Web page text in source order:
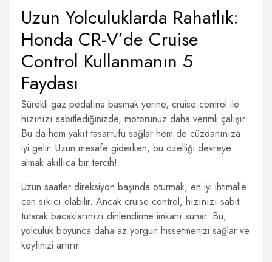
Uzun Yolculuklarda Rahatlık:
Honda CR-V’de Cruise
Control Kullanmanın 5
Faydası
Sürekli gaz pedalına basmak yerine, cruise control ile
hızınızı sabitlediğinizde, motorunuz daha verimli çalışır.
Bu da hem yakıt tasarrufu sağlar hem de cüzdanınıza
iyi gelir. Uzun mesafe giderken, bu özelliği devreye
almak akıllıca bir tercih!
Uzun saatler direksiyon başında oturmak, en iyi ihtimalle
can sıkıcı olabilir. Ancak cruise control, hızınızı sabit
tutarak bacaklarınızı dinlendirme imkanı sunar. Bu,
yolculuk boyunca daha az yorgun hissetmenizi sağlar ve
keyfinizi artırır.